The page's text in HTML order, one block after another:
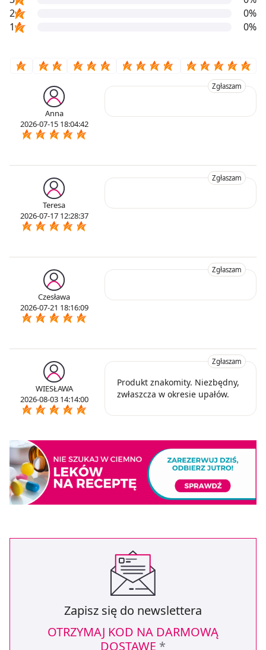
2
0%
1
0%
Anna
2026-07-15 18:04:42
Zgłaszam
Teresa
2026-07-17 12:28:37
Zgłaszam
Czesława
2026-07-21 18:16:09
Zgłaszam
WIESŁAWA
2026-08-03 14:14:00
Produkt znakomity. Niezbędny,
zwłaszcza w okresie upałów.
Zgłaszam
Zapisz się do newslettera
OTRZYMAJ KOD NA DARMOWĄ
DOSTAWĘ *